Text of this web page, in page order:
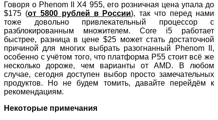
Говоря о Phenom II X4 955, его розничная цена упала до
$175 (от 5800 рублей в России), так что перед нами
тоже довольно привлекательный процессор с
разблокированным множителем. Core i5 работает
быстрее, разница в цене $25 может стать достаточной
причиной для многих выбрать разогнанный Phenom II,
особенно с учётом того, что платформа P55 стоит всё же
несколько дороже, чем варианты от AMD. В любом
случае, сегодня доступен выбор просто замечательных
продуктов. Но не будем томить, давайте перейдём к
рекомендациям.
Некоторые примечания